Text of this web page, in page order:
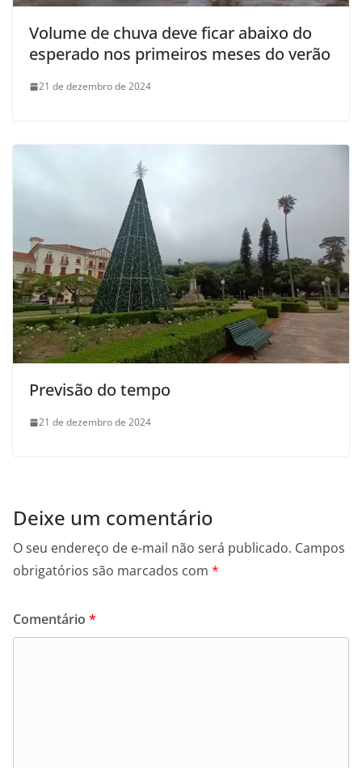
Volume de chuva deve ficar abaixo do
esperado nos primeiros meses do verão
21 de dezembro de 2024
Previsão do tempo
21 de dezembro de 2024
Deixe um comentário
O seu endereço de e-mail não será publicado. Campos
obrigatórios são marcados com *
Comentário *